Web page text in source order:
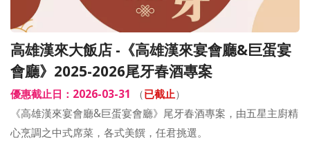
高雄漢來大飯店 -《高雄漢來宴會廳&巨蛋宴
會廳》2025-2026尾牙春酒專案
優惠截止日：2026-03-31 （已截止）
《高雄漢來宴會廳&巨蛋宴會廳》尾牙春酒專案，由五星主廚精
心烹調之中式席菜，各式美饌，任君挑選。